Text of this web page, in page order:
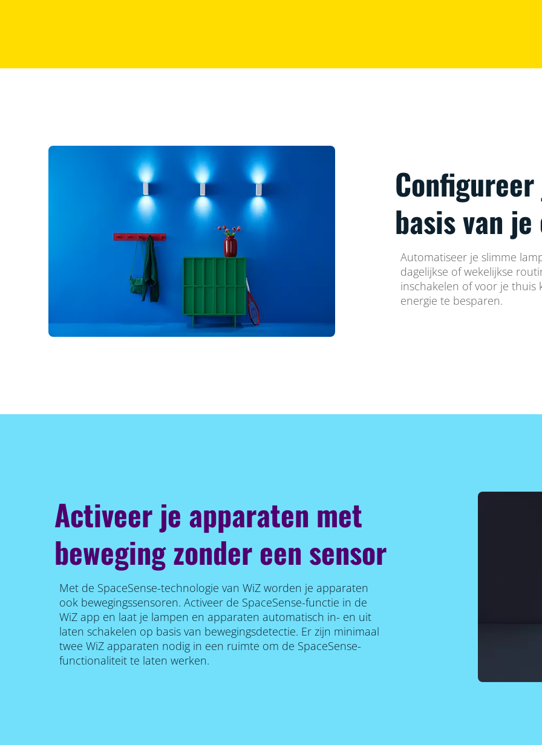
basis van
Automatiseer je slimme
dagelijkse of wekelijkse
inschakelen of voor je thuis
energie te besparen.
Activeer je apparaten met
beweging zonder een sensor
Met de SpaceSense-technologie van WiZ worden je apparaten
ook bewegingssensoren. Activeer de SpaceSense-functie in de
WiZ app en laat je lampen en apparaten automatisch in- en uit
laten schakelen op basis van bewegingsdetectie. Er zijn minimaal
twee WiZ apparaten nodig in een ruimte om de SpaceSense-
functionaliteit te laten werken.